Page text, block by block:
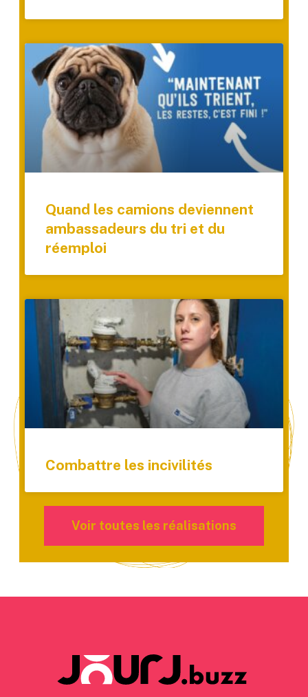
Quand les camions deviennent
ambassadeurs du tri et du
réemploi
Combattre les incivilités
Voir toutes les réalisations